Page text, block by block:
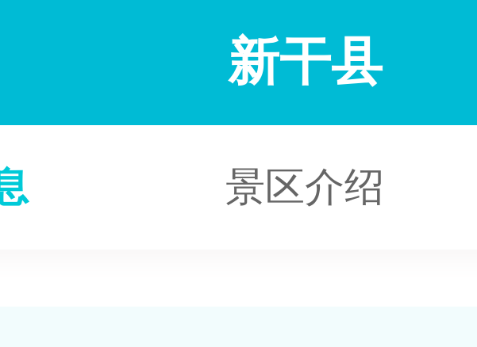
新干县
景区介绍